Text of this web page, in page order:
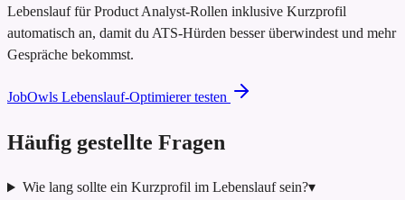
Lebenslauf für Product Analyst-Rollen inklusive Kurzprofil
automatisch an, damit du ATS-Hürden besser überwindest und mehr
Gespräche bekommst.
JobOwls Lebenslauf-Optimierer testen
Häufig gestellte Fragen
Wie lang sollte ein Kurzprofil im Lebenslauf sein?▾